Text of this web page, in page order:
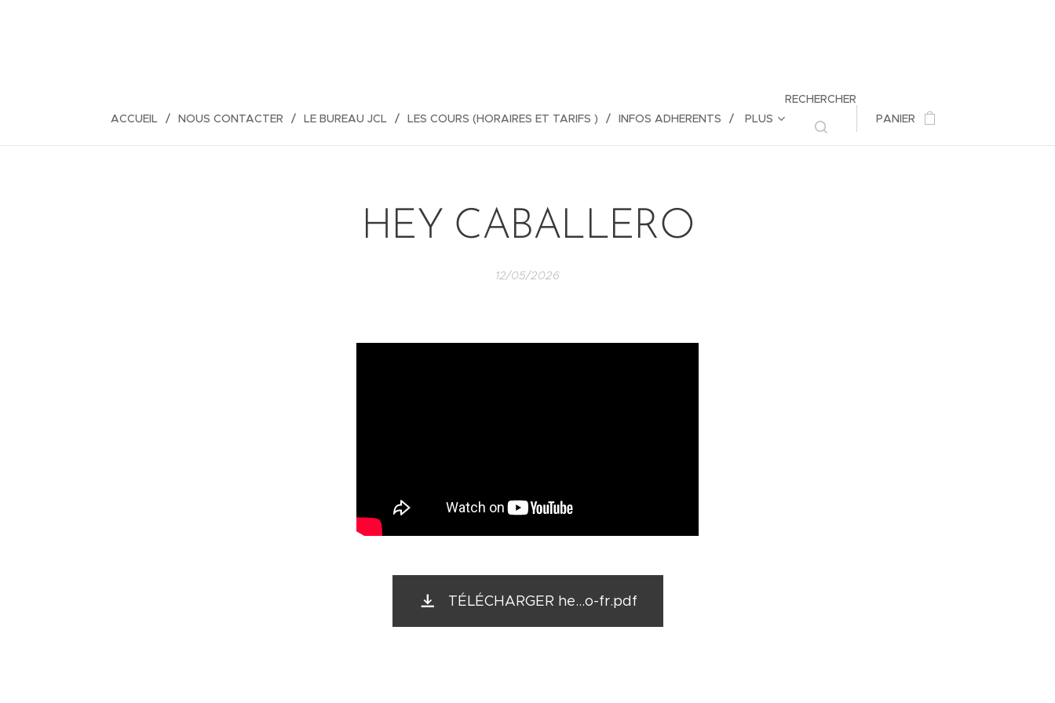
ACCUEIL NOUS CONTACTER LE BUREAU JCL LES COURS (HORAIRES ET TARIFS ) INFOS ADHERENTS PLUS
RECHERCHER
PANIER
HEY CABALLERO
12/05/2026
TÉLÉCHARGER he...o-fr.pdf